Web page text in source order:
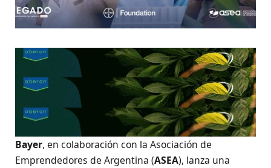
Bayer, en colaboración con la Asociación de
Emprendedores de Argentina (ASEA), lanza una